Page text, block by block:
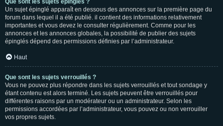
Que sont les sujets épinglés ?
Un sujet épinglé apparaît en dessous des annonces sur la première page du
forum dans lequel il a été publié. il contient des informations relativement
importantes et vous devez le consulter régulièrement. Comme pour les
annonces et les annonces globales, la possibilité de publier des sujets
épinglés dépend des permissions définies par l’administrateur.
Haut
Que sont les sujets verrouillés ?
Vous ne pouvez plus répondre dans les sujets verrouillés et tout sondage y
étant contenu est alors terminé. Les sujets peuvent être verrouillés pour
différentes raisons par un modérateur ou un administrateur. Selon les
permissions accordées par l’administrateur, vous pouvez ou non verrouiller
vos propres sujets.